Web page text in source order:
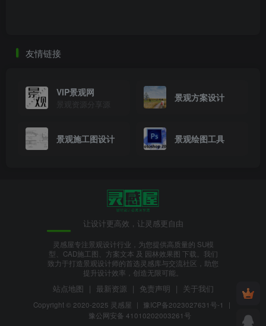
友情链接
VIP景观网
景观资源分享源
景观方案设计
景观施工图设计 景观绘图工具
让设计更高效，让灵感更自由
灵感屋专注景观设计行业，为您提供高质量的 SU模
型、CAD施工图、方案文本 及 园林效果图 下载。我们
致力于打造景观设计师的首选灵感库与交流社区，助您
提升设计效率，创造无限可能。
站点地图 | 最新资源 | 免责声明 | 关于我们
Copyright © 2020-2025 灵感屋 | 豫ICP备2023027631号-1
|
豫公网安备 41010202003261号